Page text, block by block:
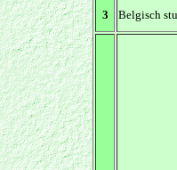
3 Belgisch